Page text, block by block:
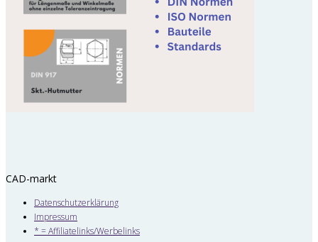
CAD-markt
Datenschutzerklärung
Impressum
* = Affiliatelinks/Werbelinks